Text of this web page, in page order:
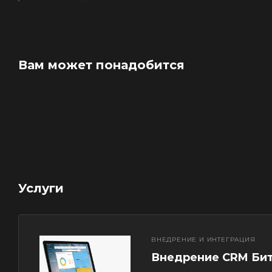
Вам может понадобится
Услуги
ВНЕДРЕНИЕ И ИНТЕГРАЦИЯ
Внедрение CRM